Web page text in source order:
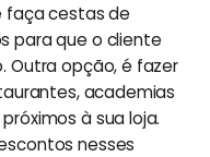
faça cestas de
para que o cliente
Outra opção, é fazer
academias
à sua loja.
nesses